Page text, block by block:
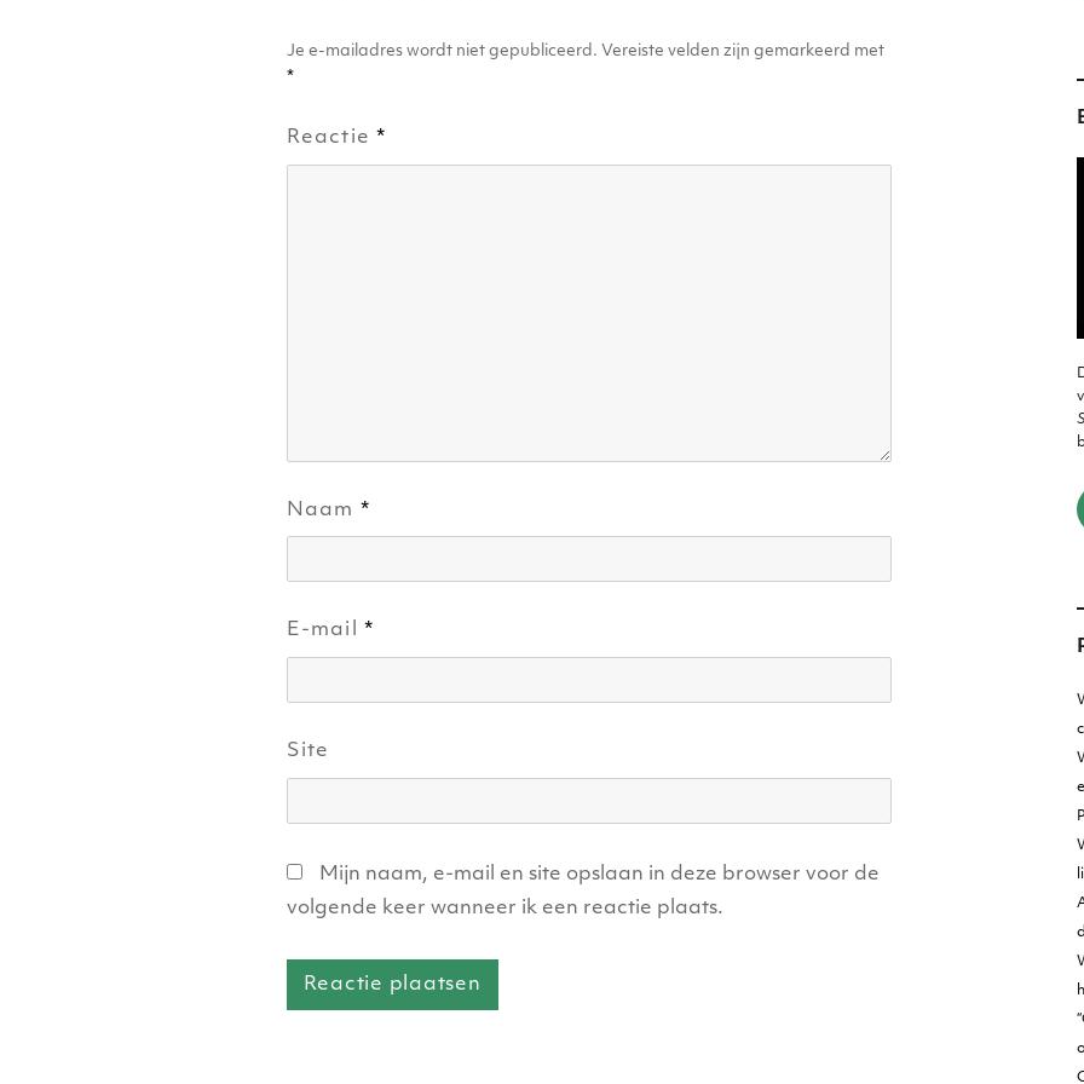
Je e-mailadres wordt niet gepubliceerd. Vereiste velden zijn gemarkeerd met
*
Reactie*
Naam *
E-mail*
Site
Mijn naam, e-mail en site opslaan in deze browser voor de
volgende keer wanneer ik een reactie plaats.